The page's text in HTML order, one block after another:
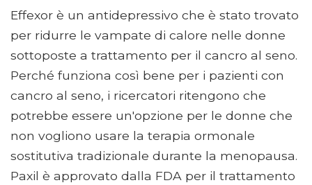
Effexor è un antidepressivo che è stato trovato
per ridurre le vampate di calore nelle donne
sottoposte a trattamento per il cancro al seno.
Perché funziona così bene per i pazienti con
cancro al seno, i ricercatori ritengono che
potrebbe essere un'opzione per le donne che
non vogliono usare la terapia ormonale
sostitutiva tradizionale durante la menopausa.
Paxil è approvato dalla FDA per il trattamento